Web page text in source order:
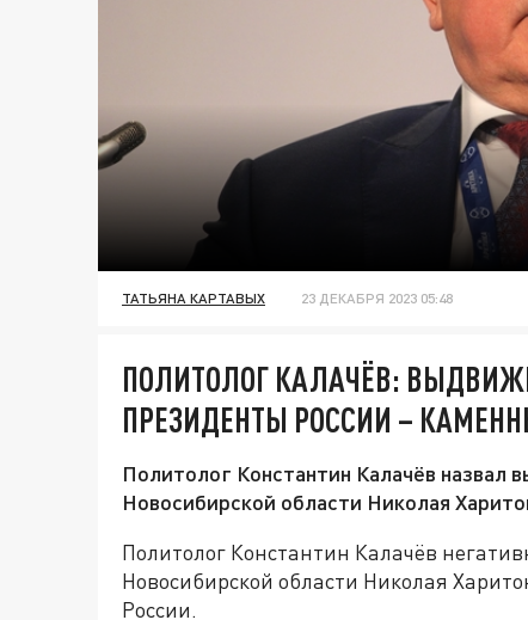
ТАТЬЯНА КАРТАВЫХ 23 ДЕКАБРЯ 2023 05:48
ПОЛИТОЛОГ КАЛАЧЁВ:
ПРЕЗИДЕНТЫ РОССИИ –
Политолог Константин Калачёв
Новосибирской области Николая
Политолог Константин Калачёв
Новосибирской области Николая
России.